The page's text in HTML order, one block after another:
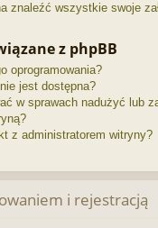
znaleźć wszystkie swoje
z phpBB
oprogramowania?
jest dostępna?
w sprawach nadużyć lub
z administratorem witryny?
i rejestracją